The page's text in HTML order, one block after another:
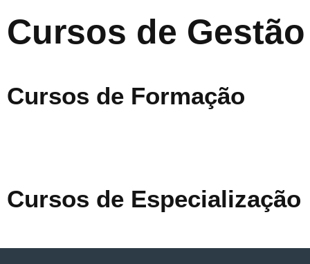
Cursos de Gestão
Cursos de Formação
Cursos de Especialização